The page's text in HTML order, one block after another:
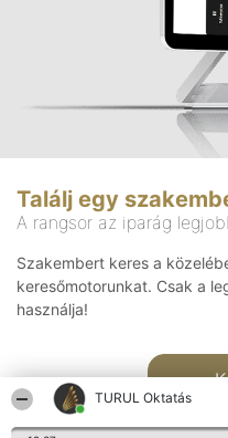
TURUL Oktatás
Találj egy
A rangsor az iparág
Szakembert keres a
keresőmotorunkat. Csak a
használja!